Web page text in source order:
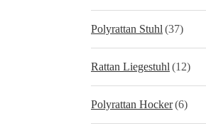
Polyrattan Stuhl (37)
Rattan Liegestuhl (12)
Polyrattan Hocker(6)